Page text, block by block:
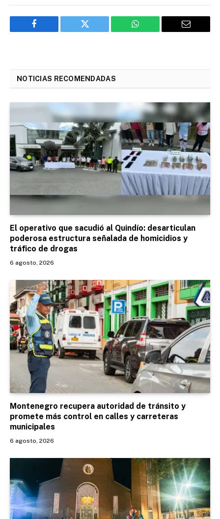
Facebook Twitter WhatsApp Email
NOTICIAS RECOMENDADAS
El operativo que sacudió al Quindío: desarticulan
poderosa estructura señalada de homicidios y
tráfico de drogas
6 agosto, 2026
Montenegro recupera autoridad de tránsito y
promete más control en calles y carreteras
municipales
6 agosto, 2026